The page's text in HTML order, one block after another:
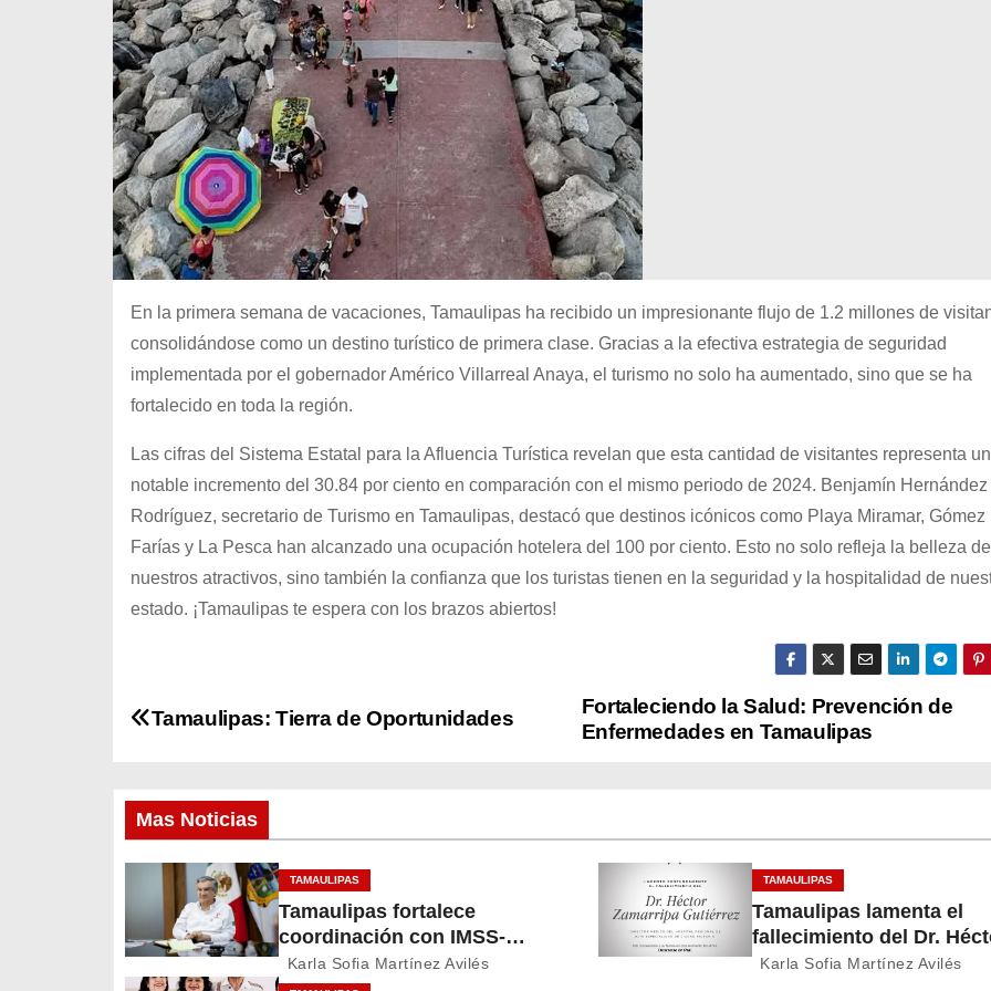
En la primera semana de vacaciones, Tamaulipas ha recibido un impresionante flujo de 1.2 millones de
consolidándose como un destino turístico de primera clase. Gracias a la efectiva estrategia de seguridad
implementada por el gobernador Américo Villarreal Anaya, el turismo no solo ha aumentado, sino que se ha
fortalecido en toda la región.
Las cifras del Sistema Estatal para la Afluencia Turística revelan que esta cantidad de visitantes representa un
notable incremento del 30.84 por ciento en comparación con el mismo periodo de 2024. Benjamín Hernández
Rodríguez, secretario de Turismo en Tamaulipas, destacó que destinos icónicos como Playa Miramar, Gómez
Farías y La Pesca han alcanzado una ocupación hotelera del 100 por ciento. Esto no solo refleja la belleza de
nuestros atractivos, sino también la confianza que los turistas tienen en la seguridad y la hospitalidad de
estado. ¡Tamaulipas te espera con los brazos abiertos!
N
v
e
g
a
Fortaleciendo la Salud: Prevención de
Enfermedades en Tamaulipas
Tamaulipas: Tierra de Oportunidades
Mas Noticias
TAMAULIPAS
Tamaulipas fortalece
coordinación con IMSS-
Bienestar para mejorar
Karla Sofia Martínez Avilés
TAMAULIPAS
Tamaulipas lamenta el
fallecimiento del Dr.
Zamarripa Gutiérrez,
Karla Sofia Martínez Avilés